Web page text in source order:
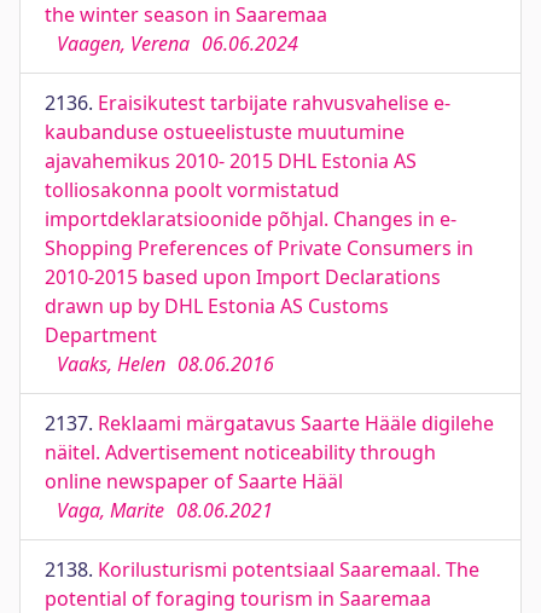
the winter season in Saaremaa
Vaagen, Verena 06.06.2024
2136. Eraisikutest tarbijate rahvusvahelise e-
kaubanduse ostueelistuste muutumine
ajavahemikus 2010- 2015 DHL Estonia AS
tolliosakonna poolt vormistatud
importdeklaratsioonide põhjal. Changes in e-
Shopping Preferences of Private Consumers in
2010-2015 based upon Import Declarations
drawn up by DHL Estonia AS Customs
Department
Vaaks, Helen 08.06.2016
2137. Reklaami märgatavus Saarte Hääle digilehe
näitel. Advertisement noticeability through
online newspaper of Saarte Hääl
Vaga, Marite 08.06.2021
2138. Korilusturismi potentsiaal Saaremaal. The
potential of foraging tourism in Saaremaa